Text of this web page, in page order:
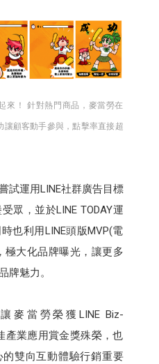
來！ 針對熱門商品，麥當勞在
讓顧客動手參與，點擊率直接超
試運用LINE社群廣告目標
眾，並於LINE TODAY運
也利用LINE頭版MVP(電
極大化品牌曝光，讓更多
牌魅力。
麥當勞榮獲LINE Biz-
產業應用賞金獎殊榮，也
雙向互動體驗行銷重要